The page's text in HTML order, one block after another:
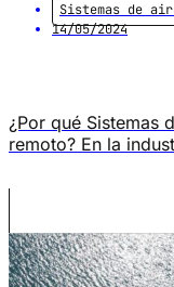
Sistemas de
14/05/2024
¿Por qué Sistemas
remoto? En la
manejan los
últimos años, ha
tasa de conversión